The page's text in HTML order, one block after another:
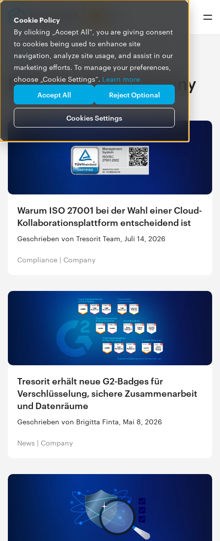
Cookie Policy
By clicking „Accept All”, you are giving consent
to cookies being used to enhance site
navigation, analyze site usage, and assist in our
marketing efforts. To manage your preferences,
choose „Cookie Settings”. Learn more
Cookies Settings
Accept All Reject Optional
BLOG
Beiträge über company
35 Artikel
Warum ISO 27001 bei der Wahl einer Cloud-
Kollaborationsplattform entscheidend ist
Geschrieben von Tresorit Team, Juli 14, 2026
Compliance | Company
Tresorit erhält neue G2-Badges für
Verschlüsselung, sichere Zusammenarbeit
und Datenräume
Geschrieben von Brigitta Finta, Mai 8, 2026
News | Company